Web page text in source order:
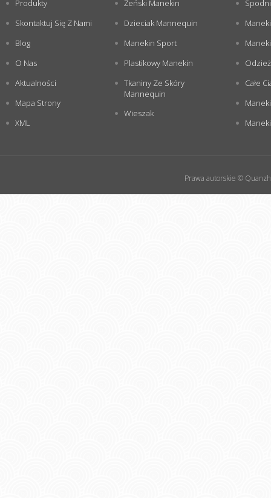
Produkty
Skontaktuj Się Z Nami
Blog
O Nas
Aktualności
Mapa Strony
XML
Żeński Manekin
Dzieciak Mannequin
Manekin Sport
Plastikowy Manekin
Tkaniny Ze Skóry
Mannequin
Wieszak
Całe
Prawa autorskie ©